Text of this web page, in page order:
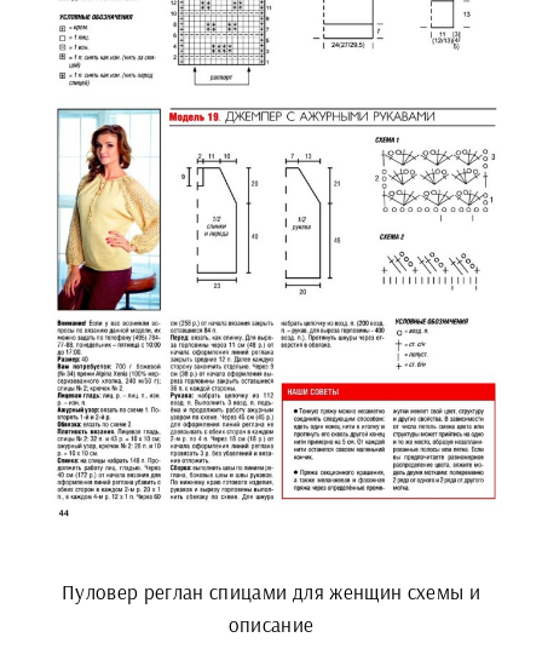
Пуловер реглан спицами для женщин схемы и
описание